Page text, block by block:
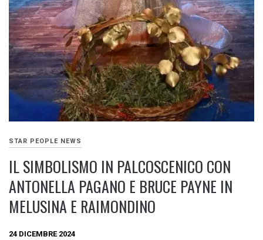
STAR PEOPLE NEWS
IL SIMBOLISMO IN PALCOSCENICO CON
ANTONELLA PAGANO E BRUCE PAYNE IN
MELUSINA E RAIMONDINO
24 DICEMBRE 2024